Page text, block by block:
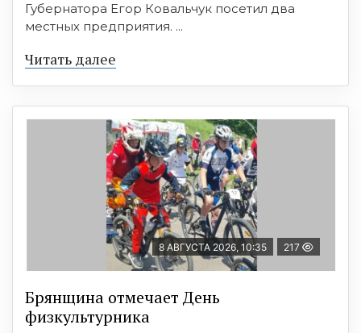
Губернатора Егор Ковальчук посетил два
местных предприятия. ...
Читать далее
8 АВГУСТА 2026, 10:35 217
Брянщина отмечает День
физкультурника